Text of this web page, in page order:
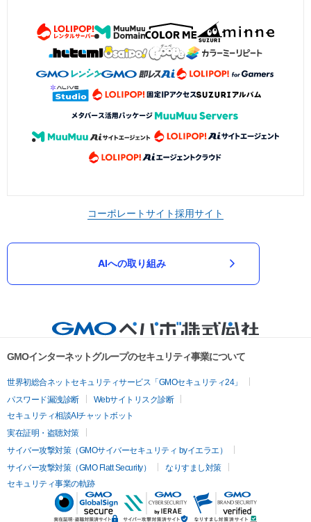
コーポレートサイト採用サイト
AIへの取り組み
GMOインターネットグループのセキュリティ事業について
世界初総合ネットセキュリティサービス「GMOセキュリティ24」
パスワード漏洩診断
Webサイトリスク診断
セキュリティ相談AIチャットボット
実在証明・盗聴対策
サイバー攻撃対策（GMOサイバーセキュリティ byイエラエ）
サイバー攻撃対策（GMO Flatt Security）
なりすまし対策
セキュリティ事業の軌跡